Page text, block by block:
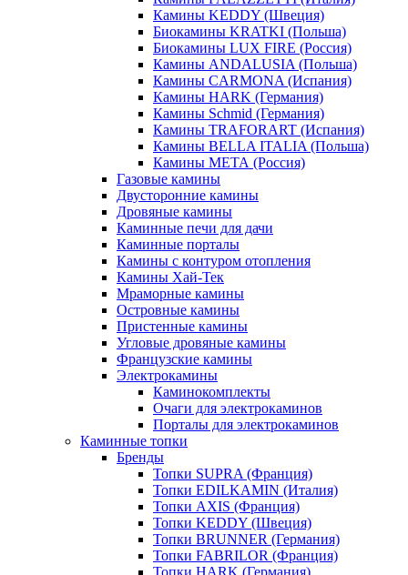
Камины KEDDY (Швеция)
Биокамины KRATKI (Польша)
Биокамины LUX FIRE (Россия)
Камины ANDALUSIA (Польша)
Камины CARMONA (Испания)
Камины HARK (Германия)
Камины Schmid (Германия)
Камины TRAFORART (Испания)
Камины BELLA ITALIA (Польша)
Камины МЕТА (Россия)
Газовые камины
Двусторонние камины
Дровяные камины
Каминные печи для дачи
Каминные порталы
Камины с контуром отопления
Камины Хай-Тек
Мраморные камины
Островные камины
Пристенные камины
Угловые дровяные камины
Французские камины
Электрокамины
Каминокомплекты
Очаги для электрокаминов
Порталы для электрокаминов
Каминные топки
Бренды
Топки SUPRA (Франция)
Топки EDILKAMIN (Италия)
Топки AXIS (Франция)
Топки KEDDY (Швеция)
Топки BRUNNER (Германия)
Топки FABRILOR (Франция)
Топки HARK (Германия)